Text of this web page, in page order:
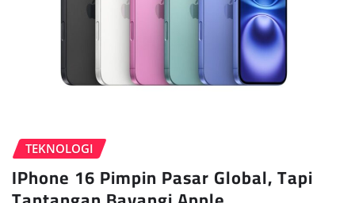
TEKNOLOGI
IPhone 16 Pimpin Pasar Global, Tapi